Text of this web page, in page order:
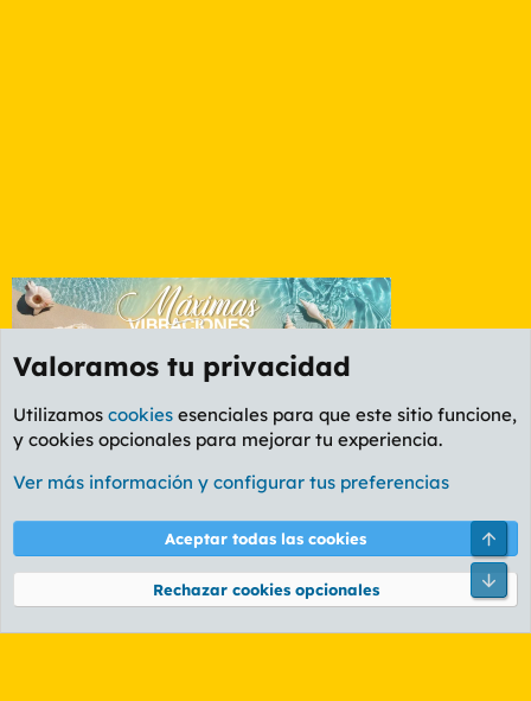
Etiquetas
Cookies
PL OLDSTYLE AMARILLO
Términos y reglas Política de privacidad Ayuda
Community platform by XenForo® © 2010-2026 XenForo Ltd.
Valoramos tu privacidad
Utilizamos cookies esenciales para que este sitio funcione,
y cookies opcionales para mejorar tu experiencia.
Ver más información y configurar tus preferencias
Aceptar todas las cookies
Rechazar cookies opcionales
Pie